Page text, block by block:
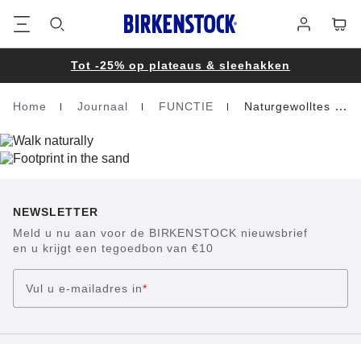
Tot -25% op plateaus & sleehakken
Homepage
Home Journaal FUNCTIE Naturgewolltes Gehen
NEWSLETTER
Meld u nu aan voor de BIRKENSTOCK nieuwsbrief
en u krijgt een tegoedbon van €10
Vul u e-mailadres in*